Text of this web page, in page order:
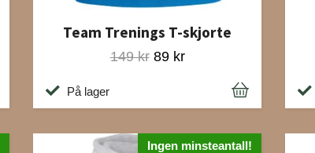
Team Trenings T-skjorte
149 kr 89 kr
På lager
Ingen minsteantall!